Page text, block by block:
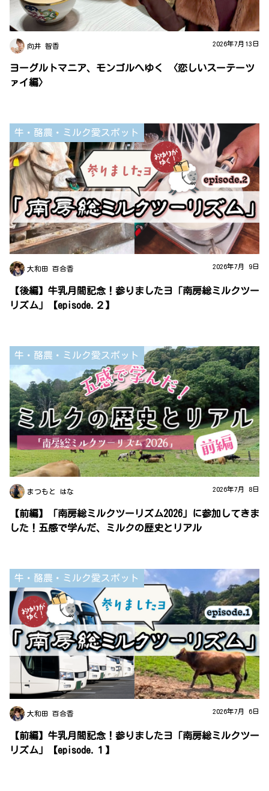
向井 智香 2026年7月13日
ヨーグルトマニア、モンゴルへゆく 〈恋しいスーテーツ
ァイ編〉
牛・酪農・ミルク愛スポット
大和田 百合香 2026年7月 9日
【後編】牛乳月間記念！参りましたヨ「南房総ミルクツー
リズム」【episode.２】
牛・酪農・ミルク愛スポット
まつもと はな 2026年7月 8日
【前編】「南房総ミルクツーリズム2026」に参加してきま
した！五感で学んだ、ミルクの歴史とリアル
牛・酪農・ミルク愛スポット
大和田 百合香 2026年7月 6日
【前編】牛乳月間記念！参りましたヨ「南房総ミルクツー
リズム」【episode.１】